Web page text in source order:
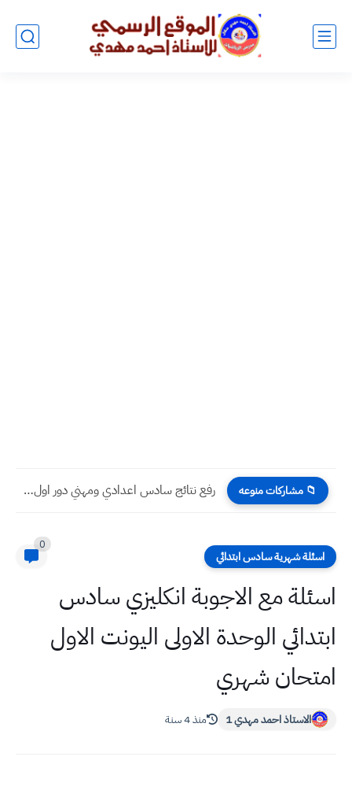
📁 مشاركات منوعه رفع نتائج سادس اعدادي ومهني دور اول 2023 كل مديريات...
اسئلة شهرية سادس ابتدائي
0
اسئلة مع الاجوبة انكليزي سادس
ابتدائي الوحدة الاولى اليونت الاول
امتحان شهري
الاستاذ احمد مهدي 1 منذ 4 سنة